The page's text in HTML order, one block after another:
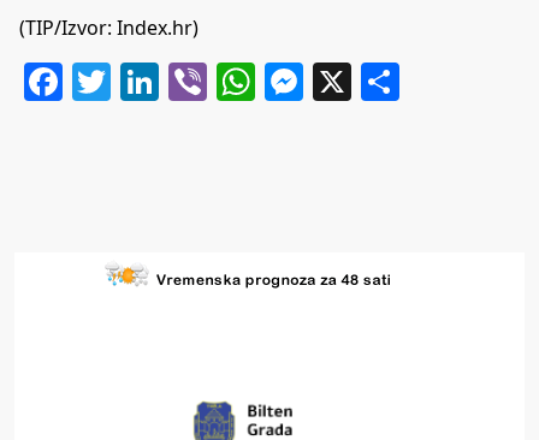
(TIP/Izvor: Index.hr)
Facebook
Twitter
LinkedIn
ViberWhatsApp
Messenger
X